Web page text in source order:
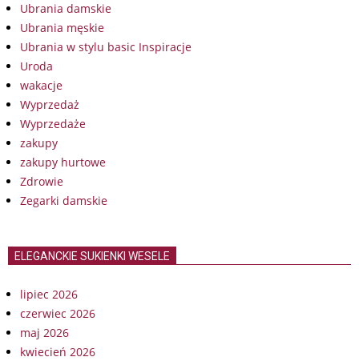
Ubrania damskie
Ubrania męskie
Ubrania w stylu basic Inspiracje
Uroda
wakacje
Wyprzedaż
Wyprzedaże
zakupy
zakupy hurtowe
Zdrowie
Zegarki damskie
ELEGANCKIE SUKIENKI WESELE
lipiec 2026
czerwiec 2026
maj 2026
kwiecień 2026